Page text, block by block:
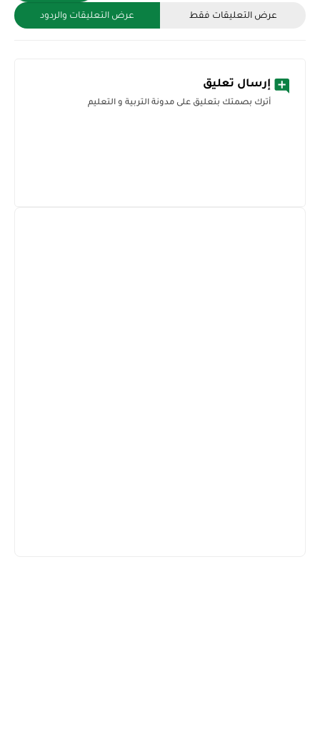
عرض التعليقات فقط عرض التعليقات والردود
إرسال تعليق
أترك بصمتك بتعليق على مدونة التربية و التعليم